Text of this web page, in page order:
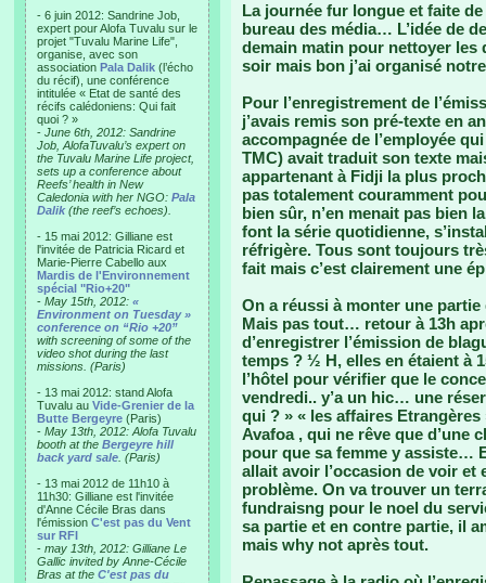
- 6 juin 2012: Sandrine Job,
expert pour Alofa Tuvalu sur le
projet "Tuvalu Marine Life",
organise, avec son
association Pala Dalik (l’écho
du récif), une conférence
intitulée « Etat de santé des
récifs calédoniens: Qui fait
quoi ? »
- June 6th, 2012: Sandrine
Job, AlofaTuvalu’s expert on
the Tuvalu Marine Life project,
sets up a conference about
Reefs’ health in New
Caledonia with her NGO: Pala
Dalik (the reef’s echoes).
- 15 mai 2012: Gilliane est
l'invitée de Patricia Ricard et
Marie-Pierre Cabello aux
Mardis de l'Environnement
spécial "Rio+20"
- May 15th, 2012: «
Environment on Tuesday »
conference on “Rio +20”
with screening of some of the
video shot during the last
missions. (Paris)
- 13 mai 2012: stand Alofa
Tuvalu au Vide-Grenier de la
Butte Bergeyre (Paris)
- May 13th, 2012: Alofa Tuvalu
booth at the Bergeyre hill
back yard sale . (Paris)
- 13 mai 2012 de 11h10 à
11h30: Gilliane est l'invitée
d'Anne Cécile Bras dans
l'émission C'est pas du Vent
sur RFI
- may 13th, 2012: Gilliane Le
Gallic invited by Anne-Cécile
Bras at the C'est pas du
La journée fur longue et faite
bureau des média… L’idée de
demain matin pour nettoyer les
soir mais bon j’ai organisé
Pour l’enregistrement de
j’avais remis son pré-texte en
accompagnée de l’employée
TMC) avait traduit son texte
appartenant à Fidji la plus
pas totalement couramment
bien sûr, n’en menait pas bien
font la série quotidienne,
réfrigère. Tous sont toujours
fait mais c’est clairement une
On a réussi à monter une
Mais pas tout… retour à 13h
d’enregistrer l’émission de
temps ? ½ H, elles en étaient à
l’hôtel pour vérifier que le
vendredi.. y’a un hic… une
qui ? » « les affaires
Avafoa , qui ne rêve que d’une
pour que sa femme y assiste…
allait avoir l’occasion de voir et
problème. On va trouver un
fundraisng pour le noel du
sa partie et en contre partie, il
mais why not après tout.